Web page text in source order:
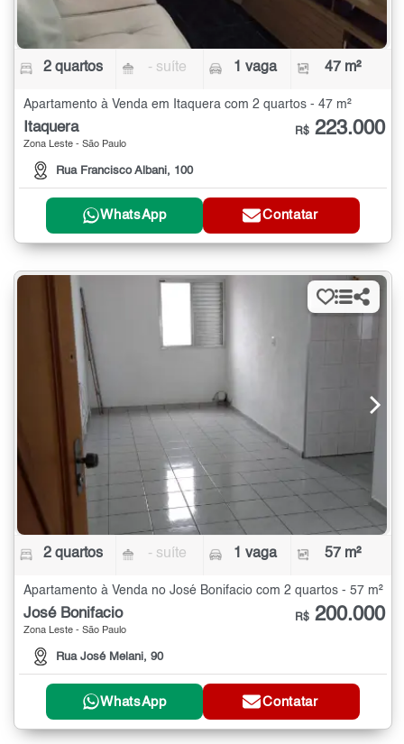
2 quartos - suíte 1 vaga 47 m²
Apartamento à Venda em Itaquera com 2 quartos - 47 m²
Itaquera
Zona Leste - São Paulo
Rua Francisco Albani, 100
R$ 223.000
WhatsApp Contatar
2 quartos - suíte 1 vaga 57 m²
Apartamento à Venda no José Bonifacio com 2 quartos - 57 m²
José Bonifacio
Zona Leste - São Paulo
Rua José Melani, 90
R$ 200.000
WhatsApp Contatar